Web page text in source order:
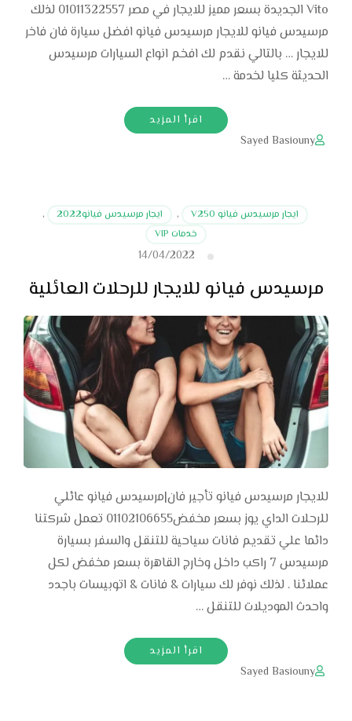
Vito الجديدة بسعر مميز للايجار في مصر 01011322557 لذلك
مرسيدس فيانو للايجار مرسيدس فيانو افضل سيارة فان فاخر
للايجار … بالتالي نقدم لك افخم انواع السيارات مرسيدس
الحديثة كليا لخدمة …
اقرأ المزيد
Sayed Basiouny
ايجار مرسيدس فيانو V250 , ايجار مرسيدس فيانو2022
,
خدمات VIP
14/04/2022
مرسيدس فيانو للايجار للرحلات العائلية
للايجار مرسيدس فيانو تأجير فان|مرسيدس فيانو عائلي
للرحلات الداي يوز بسعر مخفض01102106655 تعمل شركتنا
دائما علي تقديم فانات سياحية للتنقل والسفر بسيارة
مرسيدس 7 راكب داخل وخارج القاهرة بسعر مخفض لكل
عملائنا . لذلك نوفر لك سيارات & فانات & اتوبيسات باجدد
واحدث الموديلات للتنقل …
اقرأ المزيد
Sayed Basiouny